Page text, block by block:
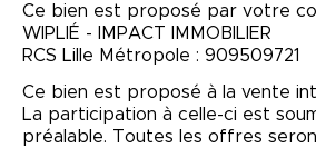
Ce bien est proposé par votre
WIPLIÉ - IMPACT IMMOBILIER
RCS Lille Métropole : 909509721
Ce bien est proposé à la vente
La participation à celle-ci est
préalable. Toutes les offres